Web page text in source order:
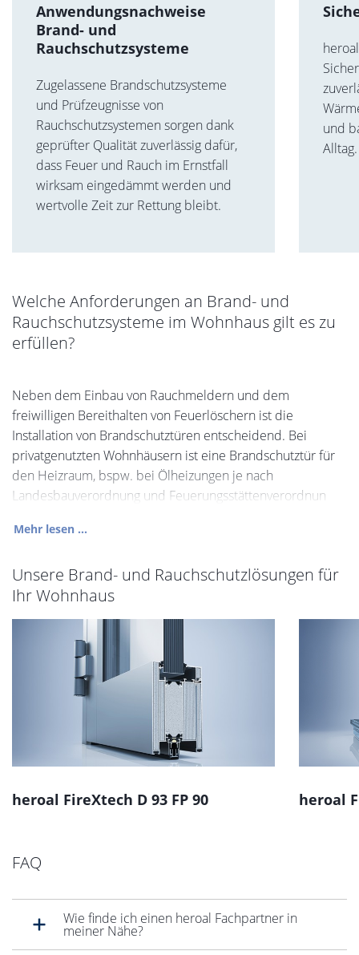
Anwendungsnachweise
Brand- und
Rauchschutzsysteme
Zugelassene Brandschutzsysteme
und Prüfzeugnisse von
Rauchschutzsystemen sorgen dank
geprüfter Qualität zuverlässig dafür,
dass Feuer und Rauch im Ernstfall
wirksam eingedämmt werden und
wertvolle Zeit zur Rettung bleibt.
und
Alltag.
Welche Anforderungen an Brand- und
Rauchschutzsysteme im Wohnhaus gilt es zu
erfüllen?
Neben dem Einbau von Rauchmeldern und dem
freiwilligen Bereithalten von Feuerlöschern ist die
Installation von Brandschutztüren entscheidend. Bei
privatgenutzten Wohnhäusern ist eine Brandschutztür für
den Heizraum, bspw. bei Ölheizungen je nach
Landesbauverordnung und Feuerungsstättenverordnun
Mehr lesen ...
Unsere Brand- und Rauchschutzlösungen für
Ihr Wohnhaus
heroal FireXtech D 93 FP 90 heroal
FAQ
Wie finde ich einen heroal Fachpartner in
meiner Nähe?